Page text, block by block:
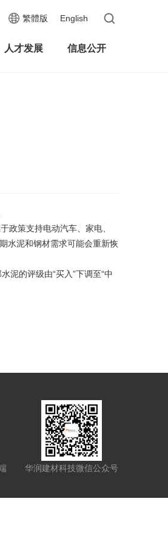
繁體版 English
人才发展 信息公开
政策支持电动汽车、家电、
水泥和钢材需求可能会重新恢
泥的评级由“买入”下调至“中
华润建材科技微信公众号